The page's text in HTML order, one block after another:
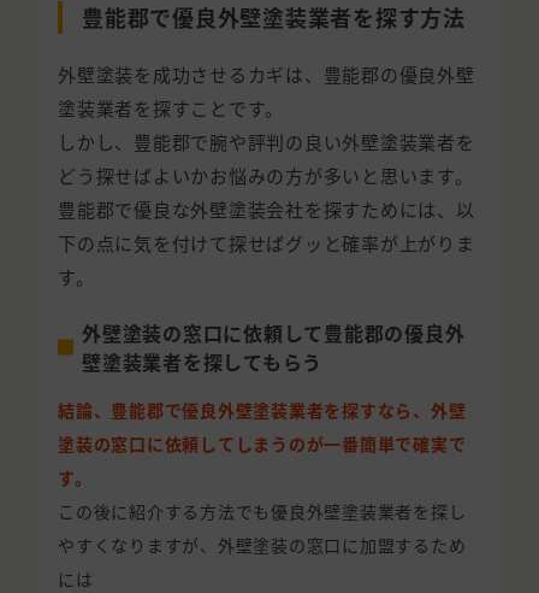
豊能郡で優良外壁塗装業者を探す方法
外壁塗装を成功させるカギは、豊能郡の優良外壁
塗装業者を探すことです。
しかし、豊能郡で腕や評判の良い外壁塗装業者を
どう探せばよいかお悩みの方が多いと思います。
豊能郡で優良な外壁塗装会社を探すためには、以
下の点に気を付けて探せばグッと確率が上がりま
す。
外壁塗装の窓口に依頼して豊能郡の優良外
壁塗装業者を探してもらう
結論、豊能郡で優良外壁塗装業者を探すなら、外壁
塗装の窓口に依頼してしまうのが一番簡単で確実で
す。
この後に紹介する方法でも優良外壁塗装業者を探し
やすくなりますが、外壁塗装の窓口に加盟するため
には